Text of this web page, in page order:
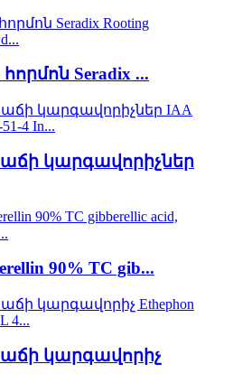
Seradix ...
աճի կարգավորիչներ
90% TC gib...
աճի կարգավորիչ